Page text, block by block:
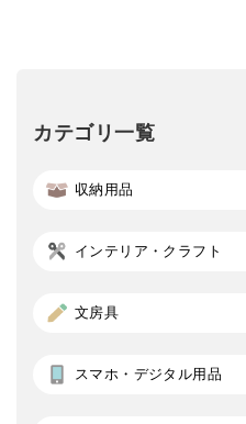
カテゴリ一覧
収納用品
インテリア・クラフト
文房具
スマホ・デジタル用品